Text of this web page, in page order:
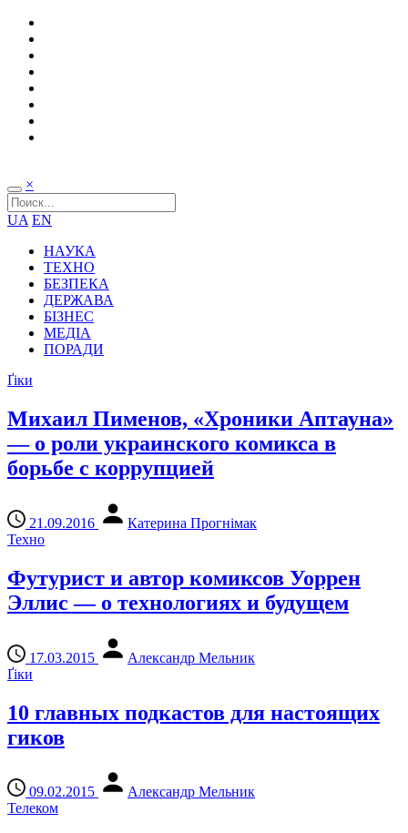
×
UA EN
НАУКА
ТЕХНО
БЕЗПЕКА
ДЕРЖАВА
БІЗНЕС
МЕДІА
ПОРАДИ
Ґіки
Михаил Пименов, «Хроники Аптауна»
— о роли украинского комикса в
борьбе с коррупцией
21.09.2016
Катерина Прогнімак
Техно
Футурист и автор комиксов Уоррен
Эллис — о технологиях и будущем
17.03.2015
Александр Мельник
Ґіки
10 главных подкастов для настоящих
гиков
09.02.2015
Александр Мельник
Телеком